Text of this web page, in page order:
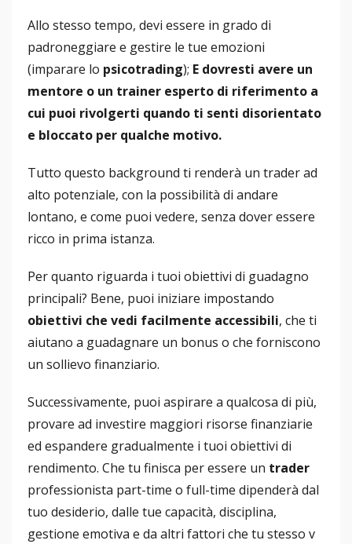
Allo stesso tempo, devi essere in grado di
padroneggiare e gestire le tue emozioni
(imparare lo psicotrading); E dovresti avere un
mentore o un trainer esperto di riferimento a
cui puoi rivolgerti quando ti senti disorientato
e bloccato per qualche motivo.
Tutto questo background ti renderà un trader ad
alto potenziale, con la possibilità di andare
lontano, e come puoi vedere, senza dover essere
ricco in prima istanza.
Per quanto riguarda i tuoi obiettivi di guadagno
principali? Bene, puoi iniziare impostando
obiettivi che vedi facilmente accessibili, che ti
aiutano a guadagnare un bonus o che forniscono
un sollievo finanziario.
Successivamente, puoi aspirare a qualcosa di più,
provare ad investire maggiori risorse finanziarie
ed espandere gradualmente i tuoi obiettivi di
rendimento. Che tu finisca per essere un trader
professionista part-time o full-time dipenderà dal
tuo desiderio, dalle tue capacità, disciplina,
gestione emotiva e da altri fattori che tu stesso v